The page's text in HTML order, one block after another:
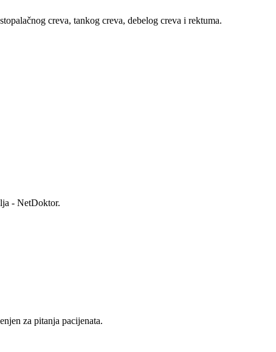
creva, tankog creva, debelog creva i rektuma.
- NetDoktor.
za pitanja pacijenata.